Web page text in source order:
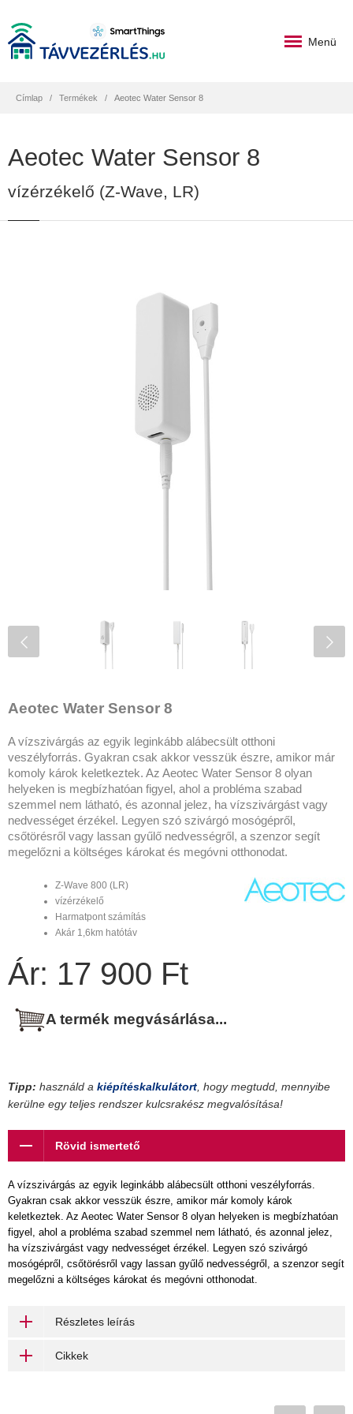
Menü
Címlap Termékek Aeotec Water Sensor 8
Aeotec Water Sensor 8
vízérzékelő (Z-Wave, LR)
Aeotec Water Sensor 8
A vízszivárgás az egyik leginkább alábecsült otthoni
veszélyforrás. Gyakran csak akkor vesszük észre, amikor már
komoly károk keletkeztek. Az Aeotec Water Sensor 8 olyan
helyeken is megbízhatóan figyel, ahol a probléma szabad
szemmel nem látható, és azonnal jelez, ha vízszivárgást vagy
nedvességet érzékel. Legyen szó szivárgó mosógépről,
csőtörésről vagy lassan gyűlő nedvességről, a szenzor segít
megelőzni a költséges károkat és megóvni otthonodat.
Z-Wave 800 (LR)
vízérzékelő
Harmatpont számítás
Akár 1,6km hatótáv
Ár: 17 900 Ft
A termék megvásárlása...
Tipp: használd a kiépítéskalkulátort , hogy megtudd, mennyibe
kerülne egy teljes rendszer kulcsrakész megvalósítása!
Rövid ismertető
A vízszivárgás az egyik leginkább alábecsült otthoni veszélyforrás.
Gyakran csak akkor vesszük észre, amikor már komoly károk
keletkeztek. Az Aeotec Water Sensor 8 olyan helyeken is megbízhatóan
figyel, ahol a probléma szabad szemmel nem látható, és azonnal jelez,
ha vízszivárgást vagy nedvességet érzékel. Legyen szó szivárgó
mosógépről, csőtörésről vagy lassan gyűlő nedvességről, a szenzor segít
megelőzni a költséges károkat és megóvni otthonodat.
Részletes leírás
Cikkek